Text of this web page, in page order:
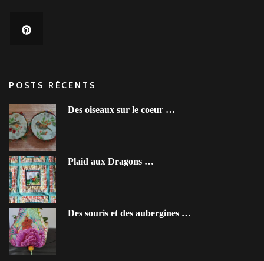
POSTS RÉCENTS
Des oiseaux sur le coeur …
Plaid aux Dragons …
Des souris et des aubergines …